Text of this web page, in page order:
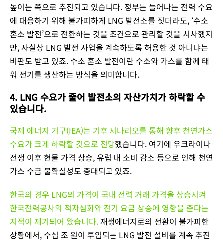
높이는 쪽으로 추진되고 있습니다. 정부는 늘어나는 전력 수요
에 대응하기 위해 불가피하게 LNG 발전소를 짓더라도, ‘수소
혼소 발전’으로 전환하는 것을 조건으로 관리할 것을 시사했지
만, 사실상 LNG 발전 사업을 계속하도록 허용한 것 아니냐는
비판도 받고 있죠. 수소 혼소 발전이란 수소와 가스를 함께 태
워 전기를 생산하는 방식을 의미합니다.
4. LNG 수요가 줄어 발전소의 자산가치가 하락할 수
있습니다.
국제 에너지 기구(IEA)는 기후 시나리오를 통해 향후 천연가스
수요가 크게 하락할 것으로 전망했습니다. 여기에 우크라이나
전쟁 이후 현물 가격 상승, 유럽 내 소비 감소 등으로 인해 천연
가스 수급 불확실성도 증대되고 있죠.
한국의 경우 LNG의 가격이 국내 전력 거래 가격을 상승시켜
한국전력공사의 적자심화와 전기 요금 상승에 영향을 준다는
지적이 제기되어 왔습니다.재생에너지로의 전환이 불가피한
상황에서, 수십 조 원이 투입되는 LNG 발전 설비를 계속 추진